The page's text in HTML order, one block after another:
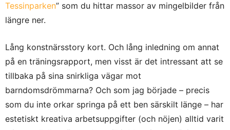
Tessinparken” som du hittar massor av mingelbilder från
längre ner.
Lång konstnärsstory kort. Och lång inledning om annat
på en träningsrapport, men visst är det intressant att se
tillbaka på sina snirkliga vägar mot
barndomsdrömmarna? Och som jag började – precis
som du inte orkar springa på ett ben särskilt länge – har
estetiskt kreativa arbetsuppgifter (och nöjen) alltid varit